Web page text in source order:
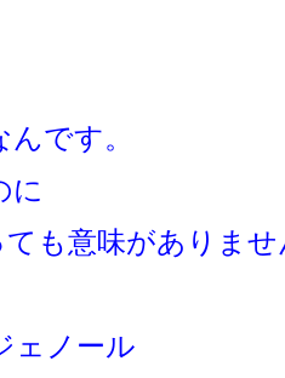
です。
に
も意味がありませ
ェノール